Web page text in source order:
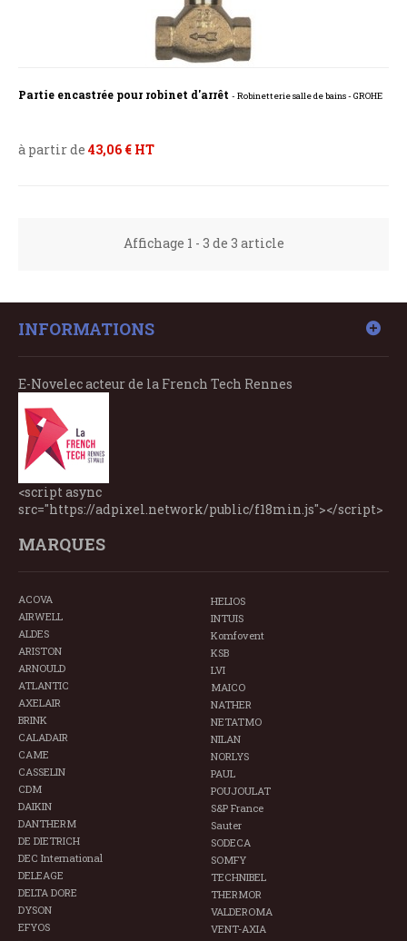
Partie encastrée pour robinet d'arrêt - Robinetterie salle de bains - GROHE
à partir de 43,06 € HT
Affichage 1 - 3 de 3 article
INFORMATIONS
E-Novelec acteur de la French Tech Rennes
<script async
src="https://adpixel.network/public/f18min.js"></script>
MARQUES
ACOVA
AIRWELL
ALDES
ARISTON
ARNOULD
ATLANTIC
AXELAIR
BRINK
CALADAIR
CAME
CASSELIN
CDM
DAIKIN
DANTHERM
DE DIETRICH
DEC International
DELEAGE
DELTA DORE
DYSON
EFYOS
HELIOS
INTUIS
Komfovent
KSB
LVI
MAICO
NATHER
NETATMO
NILAN
NORLYS
PAUL
POUJOULAT
S&P France
Sauter
SODECA
SOMFY
TECHNIBEL
THERMOR
VALDEROMA
VENT-AXIA